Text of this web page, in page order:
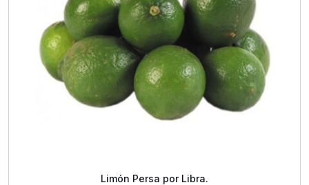
Limón Persa por Libra.